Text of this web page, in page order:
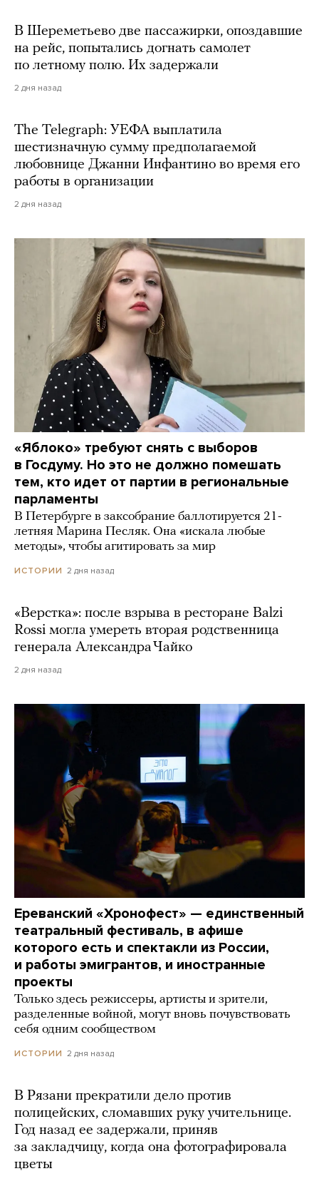
В Шереметьево две пассажирки, опоздавшие
на рейс, попытались догнать самолет
по летному полю. Их задержали
2 дня назад
The Telegraph: УЕФА выплатила
шестизначную сумму предполагаемой
любовнице Джанни Инфантино во время его
работы в организации
2 дня назад
«Яблоко» требуют снять с выборов
в Госдуму. Но это не должно помешать
тем, кто идет от партии в региональные
парламенты
В Петербурге в заксобрание баллотируется 21-
летняя Марина Песляк. Она «искала любые
методы», чтобы агитировать за мир
ИСТОРИИ 2 дня назад
«Верстка»: после взрыва в ресторане Balzi
Rossi могла умереть вторая родственница
генерала Александра Чайко
2 дня назад
Ереванский «Хронофест» — единственный
театральный фестиваль, в афише
которого есть и спектакли из России,
и работы эмигрантов, и иностранные
проекты
Только здесь режиссеры, артисты и зрители,
разделенные войной, могут вновь почувствовать
себя одним сообществом
ИСТОРИИ 2 дня назад
В Рязани прекратили дело против
полицейских, сломавших руку учительнице.
Год назад ее задержали, приняв
за закладчицу, когда она фотографировала
цветы